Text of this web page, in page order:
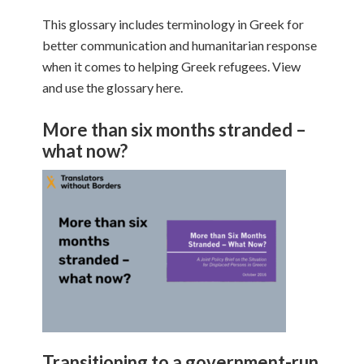
This glossary includes terminology in Greek for
better communication and humanitarian response
when it comes to helping Greek refugees. View
and use the glossary here.
More than six months stranded –
what now?